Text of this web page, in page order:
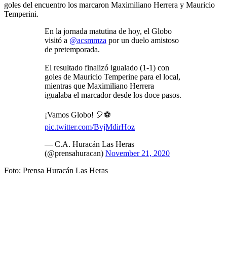
goles del encuentro los marcaron Maximiliano Herrera y Mauricio
Temperini.
En la jornada matutina de hoy, el Globo
visitó a @acsmmza por un duelo amistoso
de pretemporada.
El resultado finalizó igualado (1-1) con
goles de Mauricio Temperine para el local,
mientras que Maximiliano Herrera
igualaba el marcador desde los doce pasos.
¡Vamos Globo! 🎈⚽️
pic.twitter.com/BvjMdirHoz
— C.A. Huracán Las Heras
(@prensahuracan) November 21, 2020
Foto: Prensa Huracán Las Heras